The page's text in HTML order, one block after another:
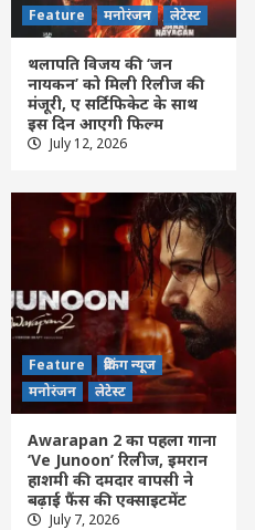
Feature मनोरंजन लेटेस्ट
थलापति विजय की ‘जन
नायकन’ को मिली रिलीज की
मंजूरी, ए सर्टिफिकेट के साथ
इस दिन आएगी फिल्म
July 12, 2026
Feature
ब्रेकिंग न्यूज
मनोरंजन
लेटेस्ट
Awarapan 2 का पहला गाना
‘Ve Junoon’ रिलीज, इमरान
हाशमी की दमदार वापसी ने
बढ़ाई फैंस की एक्साइटमेंट
July 7, 2026
Feature
मेदांता अस्पताल में
हाल
4
Feature दिल्ली लेटेस्ट
छत्तीसगढ़ के बाद
चीज़ और बटर पर
वालों पर होगी सख्त
5
Feature छत्तीसगढ़
CG- एनालॉग पनीर
को नहीं छोड़ेंगे
छत्तीसगढ़